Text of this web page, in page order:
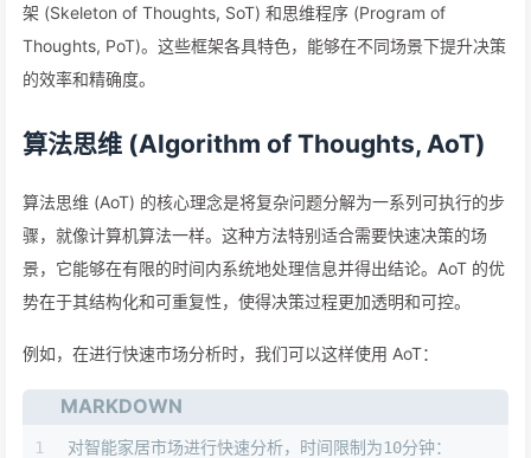
架 (Skeleton of Thoughts, SoT) 和思维程序 (Program of
Thoughts, PoT)。这些框架各具特色，能够在不同场景下提升决策
的效率和精确度。
算法思维 (Algorithm of Thoughts, AoT)
算法思维 (AoT) 的核心理念是将复杂问题分解为一系列可执行的步
骤，就像计算机算法一样。这种方法特别适合需要快速决策的场
景，它能够在有限的时间内系统地处理信息并得出结论。AoT 的优
势在于其结构化和可重复性，使得决策过程更加透明和可控。
例如，在进行快速市场分析时，我们可以这样使用 AoT：
MARKDOWN
1
对智能家居市场进行快速分析，时间限制为10分钟：